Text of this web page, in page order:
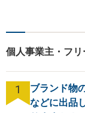
個人事業主・フ
1
ブランド物
などに出品